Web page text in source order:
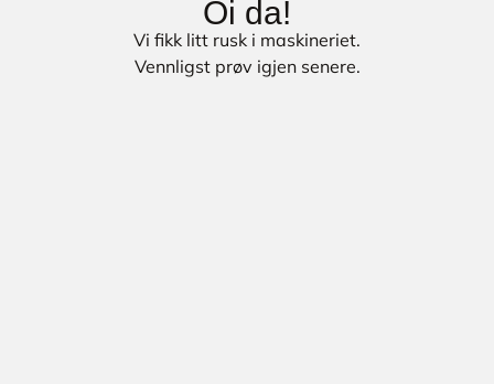
Oi da!
Vi fikk litt rusk i maskineriet.
Vennligst prøv igjen senere.